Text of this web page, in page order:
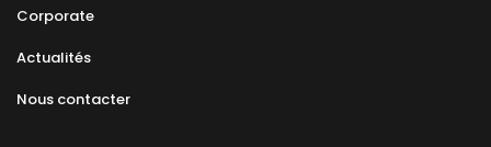
Corporate
Actualités
Nous contacter